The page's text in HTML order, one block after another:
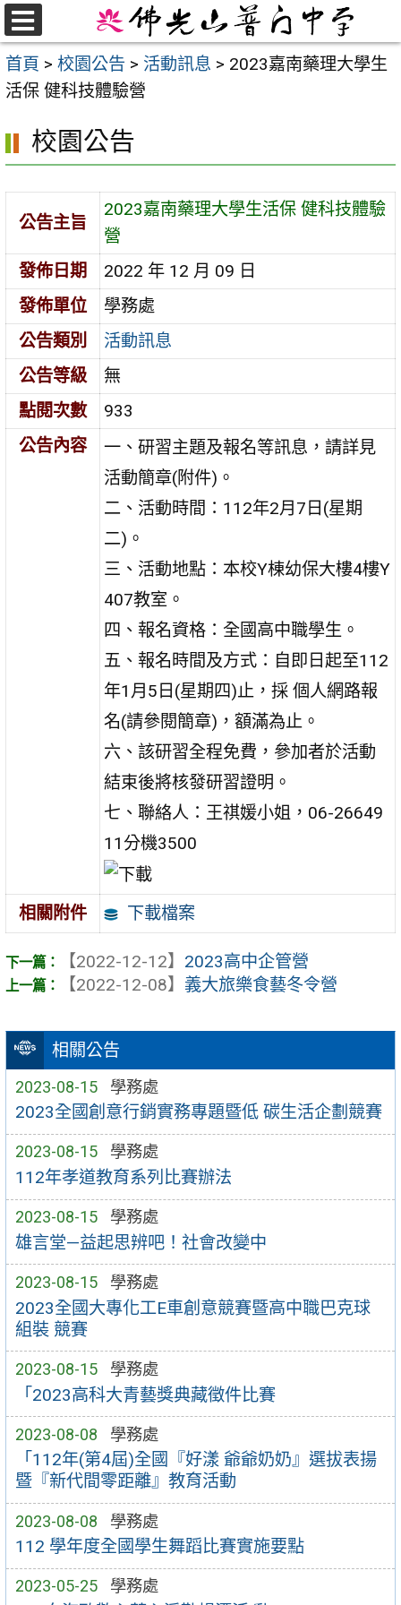
跳
至
主
要
首頁 > 校園公告 > 活動訊息 > 2023嘉南藥理大學生
活保 健科技體驗營
相關公告
2023-08-15 學務處
2023全國創意行銷實務專題暨低 碳生活企劃競賽
2023-08-15 學務處
112年孝道教育系列比賽辦法
2023-08-15 學務處
雄言堂—益起思辨吧！社會改變中
2023-08-15 學務處
2023全國大專化工E車創意競賽暨高中職巴克球
組裝 競賽
2023-08-15 學務處
「2023高科大青藝獎典藏徵件比賽
2023-08-08 學務處
「112年(第4屆)全國『好漾 爺爺奶奶』選拔表揚
暨『新代間零距離』教育活動
2023-08-08 學務處
112 學年度全國學生舞蹈比賽實施要點
2023-05-25 學務處
校園公告
公告主旨
2023嘉南藥理大學生活保 健科技體驗
營
發佈日期
2022 年 12 月 09 日
發佈單位
學務處
公告類別
活動訊息
公告等級
無
點閱次數
933
公告內容
一、研習主題及報名等訊息，請詳見
活動簡章(附件)。
二、活動時間：112年2月7日(星期
二)。
三、活動地點：本校Y棟幼保大樓4樓Y
407教室。
四、報名資格：全國高中職學生。
五、報名時間及方式：自即日起至112
年1月5日(星期四)止，採 個人網路報
名(請參閱簡章)，額滿為止。
六、該研習全程免費，參加者於活動
結束後將核發研習證明。
七、聯絡人：王祺媛小姐，06-26649
11分機3500
相關附件 下載檔案
【2022-12-12】 2023高中企管營
【2022-12-08】 義大旅樂食藝冬令營
選
單